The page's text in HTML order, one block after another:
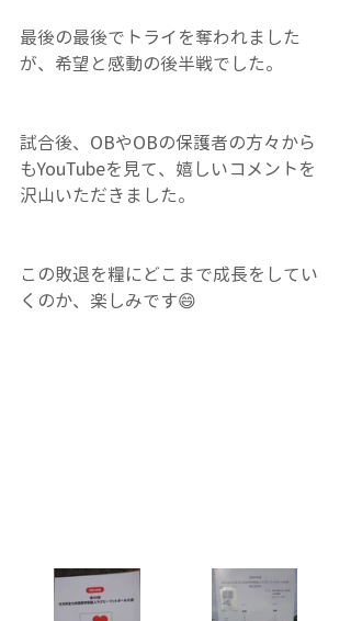
最後の最後でトライを奪われました
が、希望と感動の後半戦でした。
試合後、OBやOBの保護者の方々から
もYouTubeを見て、嬉しいコメントを
沢山いただきました。
この敗退を糧にどこまで成長をしてい
くのか、楽しみです😄